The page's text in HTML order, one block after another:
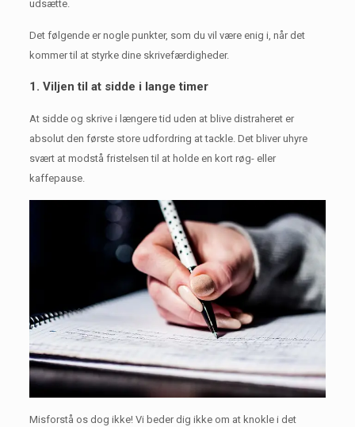
udsætte.
Det følgende er nogle punkter, som du vil være enig i, når det
kommer til at styrke dine skrivefærdigheder.
1. Viljen til at sidde i lange timer
At sidde og skrive i længere tid uden at blive distraheret er
absolut den første store udfordring at tackle. Det bliver uhyre
svært at modstå fristelsen til at holde en kort røg- eller
kaffepause.
Misforstå os dog ikke! Vi beder dig ikke om at knokle i det